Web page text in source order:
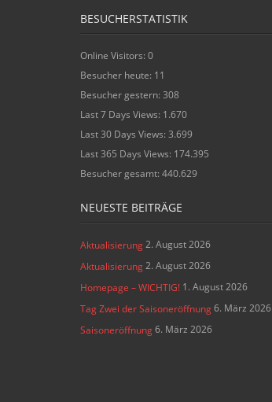
BESUCHERSTATISTIK
Online Visitors: 0
Besucher heute: 11
Besucher gestern: 308
Last 7 Days Views: 1.670
Last 30 Days Views: 3.699
Last 365 Days Views: 174.395
Besucher gesamt: 440.629
NEUESTE BEITRÄGE
Aktualisierung2. August 2026
Aktualisierung2. August 2026
Homepage – WICHTIG! 1. August 2026
Tag Zwei der Saisoneröffnung6. März 2026
Saisoneröffnung6. März 2026